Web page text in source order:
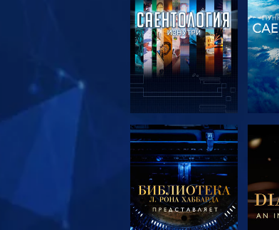
СМОТРЕТЬ
ПЕРЕДАЧИ